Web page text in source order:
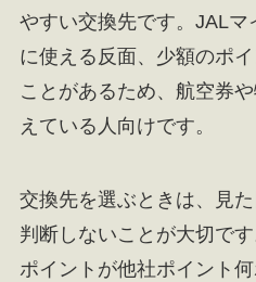
やすい交換先です。JAL
に使える反面、少額のポ
ことがあるため、航空券
えている人向けです。
交換先を選ぶときは、見
判断しないことが大切で
ポイントが他社ポイント